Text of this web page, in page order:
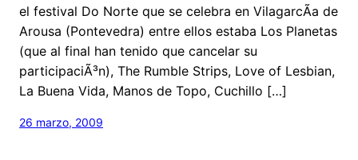
el festival Do Norte que se celebra en VilagarcÃ­a de
Arousa (Pontevedra) entre ellos estaba Los Planetas
(que al final han tenido que cancelar su
participaciÃ³n), The Rumble Strips, Love of Lesbian,
La Buena Vida, Manos de Topo, Cuchillo […]
26 marzo, 2009